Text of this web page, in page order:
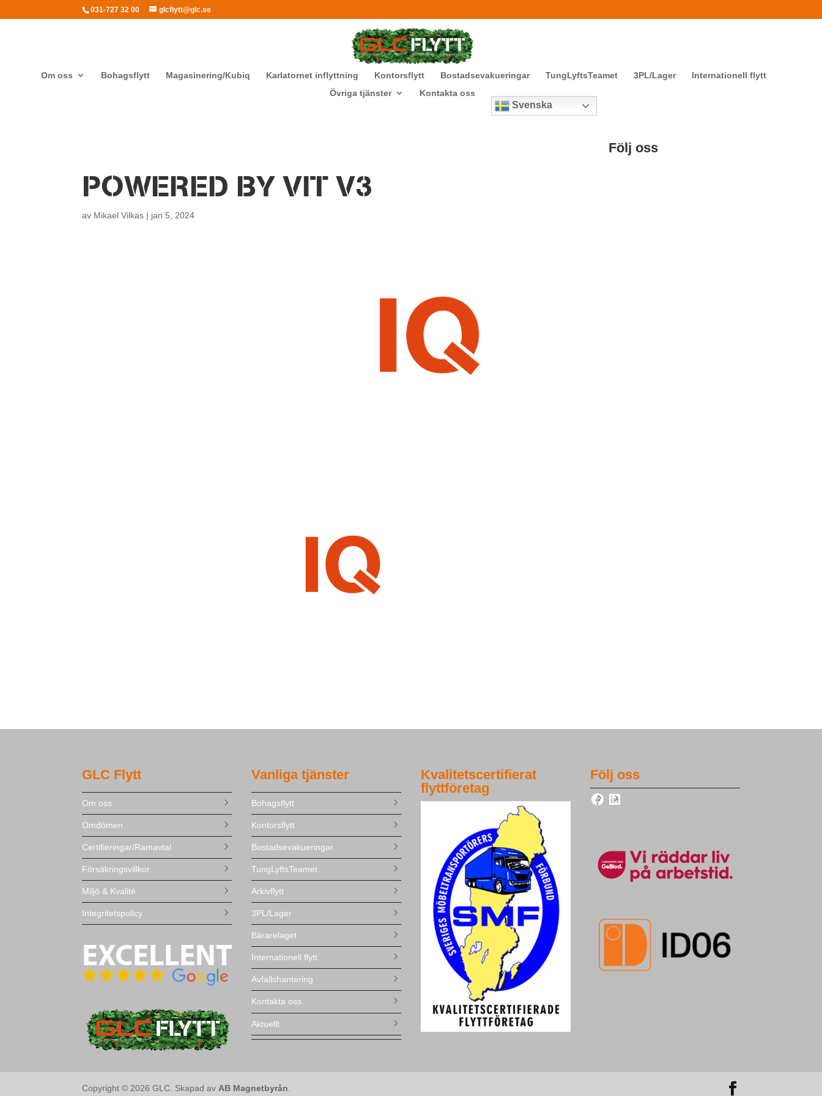
031-727 32 00 glcflytt@glc.se
Om oss Bohagsflytt Magasinering/Kubiq Karlatornet inflyttning Kontorsflytt Bostadsevakueringar TungLyftsTeamet 3PL/Lager
Internationell flytt
Övriga tjänster
Kontakta oss
Svenska
POWERED BY VIT V3
av Mikael Vilkas | jan 5, 2024
Följ oss
GLC Flytt
Om oss
Omdömen
Certifieringar/Ramavtal
Försäkringsvillkor
Miljö & Kvalité
Integritetspolicy
Vanliga tjänster
Bohagsflytt
Kontorsflytt
Bostadsevakueringar
TungLyftsTeamet
Arkivflytt
3PL/Lager
Bärarelaget
Internationell flytt
Avfallshantering
Kontakta oss
Aktuellt
Kvalitetscertifierat
flyttföretag
Följ oss
FacebookLinkedIn
Copyright © 2026 GLC. Skapad avAB Magnetbyrån.